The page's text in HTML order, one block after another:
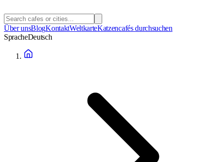
Über unsBlogKontaktWeltkarteKatzencafés durchsuchen
SpracheDeutsch